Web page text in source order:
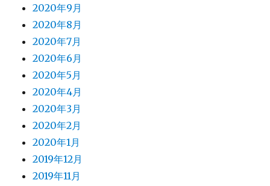
2020年9月
2020年8月
2020年7月
2020年6月
2020年5月
2020年4月
2020年3月
2020年2月
2020年1月
2019年12月
2019年11月